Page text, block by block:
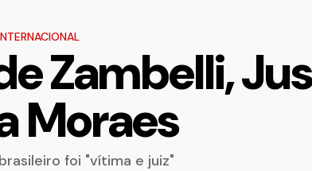
Zambelli,
Moraes
foi "vítima e juiz"